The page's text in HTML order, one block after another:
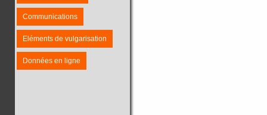
Communications
Eléments de vulgarisation
Données en ligne